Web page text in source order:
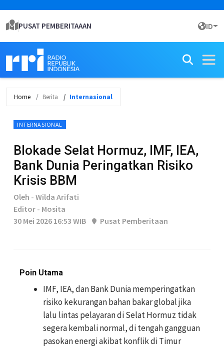
PUSAT PEMBERITAAAN ID
Home Berita Internasional
INTERNASIONAL
Blokade Selat Hormuz, IMF, IEA,
Bank Dunia Peringatkan Risiko
Krisis BBM
Oleh - Wilda Arifati
Editor - Mosita
30 Mei 2026 16:53 WIB
Pusat Pemberitaan
Poin Utama
IMF, IEA, dan Bank Dunia memperingatkan
risiko kekurangan bahan bakar global jika
lalu lintas pelayaran di Selat Hormuz tidak
segera kembali normal, di tengah gangguan
pasokan energi akibat konflik di Timur